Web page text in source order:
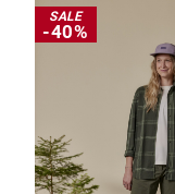
SALE
-40%